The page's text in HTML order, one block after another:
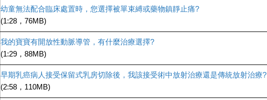
幼童無法配合臨床處置時，您選擇被單束縛或藥物鎮靜止痛?
(1:28，76MB)
我的寶寶有開放性動脈導管，有什麼治療選擇?
(1:29，88MB)
早期乳癌病人接受保留式乳房切除後，我該接受術中放射治療還是傳統放射治療?
(2:58，110MB)